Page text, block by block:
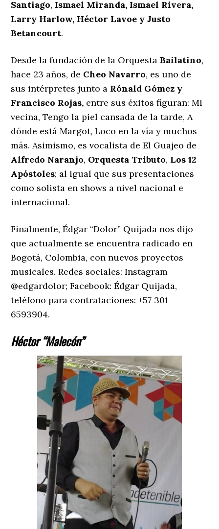
Santiago, Ismael Miranda, Ismael Rivera,
Larry Harlow, Héctor Lavoe y Justo
Betancourt.
Desde la fundación de la OrquestaBailatino,
hace 23 años, de Cheo Navarro, es uno de
sus intérpretes junto a Rónald Gómez y
Francisco Rojas, entre sus éxitos figuran: Mi
vecina, Tengo la piel cansada de la tarde, A
dónde está Margot, Loco en la vía y muchos
más. Asimismo, es vocalista de El Guajeo de
Alfredo Naranjo, Orquesta Tributo, Los 12
Apóstoles; al igual que sus presentaciones
como solista en shows a nivel nacional e
internacional.
Finalmente, Édgar “Dolor” Quijada nos dijo
que actualmente se encuentra radicado en
Bogotá, Colombia, con nuevos proyectos
musicales. Redes sociales: Instagram
@edgardolor; Facebook: Édgar Quijada,
teléfono para contrataciones: +57 301
6593904.
Héctor “Malecón”